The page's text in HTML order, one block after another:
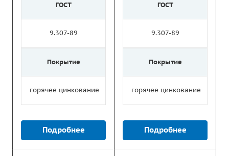
ГОСТ
9.307-89
Покрытие
горячее цинкование
Подробнее
ГОСТ
9.307-89
Покрытие
горячее цинкование
Подробнее